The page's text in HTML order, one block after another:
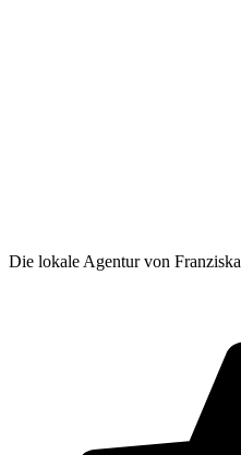
Die lokale Agentur von Franziska